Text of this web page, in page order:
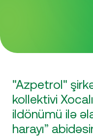
"Azpetrol"
kollektivi
ildönümü ilə
harayı”